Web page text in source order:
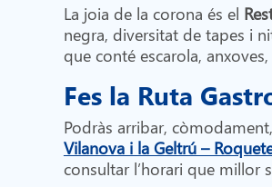
La joia de la corona és el
negra, diversitat de tapes i
que conté escarola,
Fes la Ruta
Podràs arribar,
Vilanova i la Geltrú –
consultar l’horari que millor